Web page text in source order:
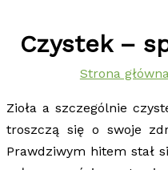
Czystek –
Strona
Zioła a szczególnie
troszczą się o swoje
Prawdziwym hitem stał